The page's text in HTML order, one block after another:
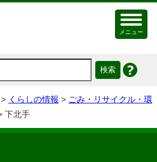
メニュー
> くらしの情報 > ごみ・リサイクル・環
下北手